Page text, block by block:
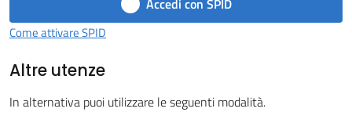
Menu selezionato
Servizi
Accedi con SPID
Come attivare SPID
Altre utenze
In alternativa puoi utilizzare le seguenti modalità.